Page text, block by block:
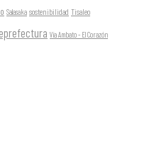
Salasaka sostenibilidad Tisaleo
Vía Ambato - El Corazón